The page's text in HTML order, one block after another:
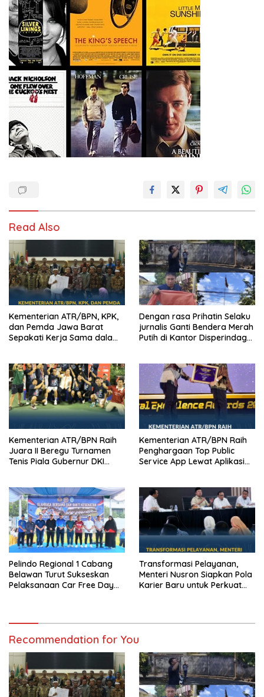
Read Also
Kementerian ATR/BPN, KPK,
dan Pemda Jawa Barat
Sepakati Kerja Sama dalam
Daerah
Dengan rasa Prihatin Selaku
jurnalis Ganti Bendera Merah
Putih di Kantor Disperindag
Kementerian ATR/BPN Raih
Juara II Beregu Turnamen
Tenis Piala Gubernur DKI
Kementerian ATR/BPN Raih
Penghargaan Top Public
Service App Lewat Aplikasi
Pelindo Regional 1 Cabang
Belawan Turut Sukseskan
Pelaksanaan Car Free Day
Transformasi Pelayanan,
Menteri Nusron Siapkan Pola
Karier Baru untuk Perkuat
Recommendation for You